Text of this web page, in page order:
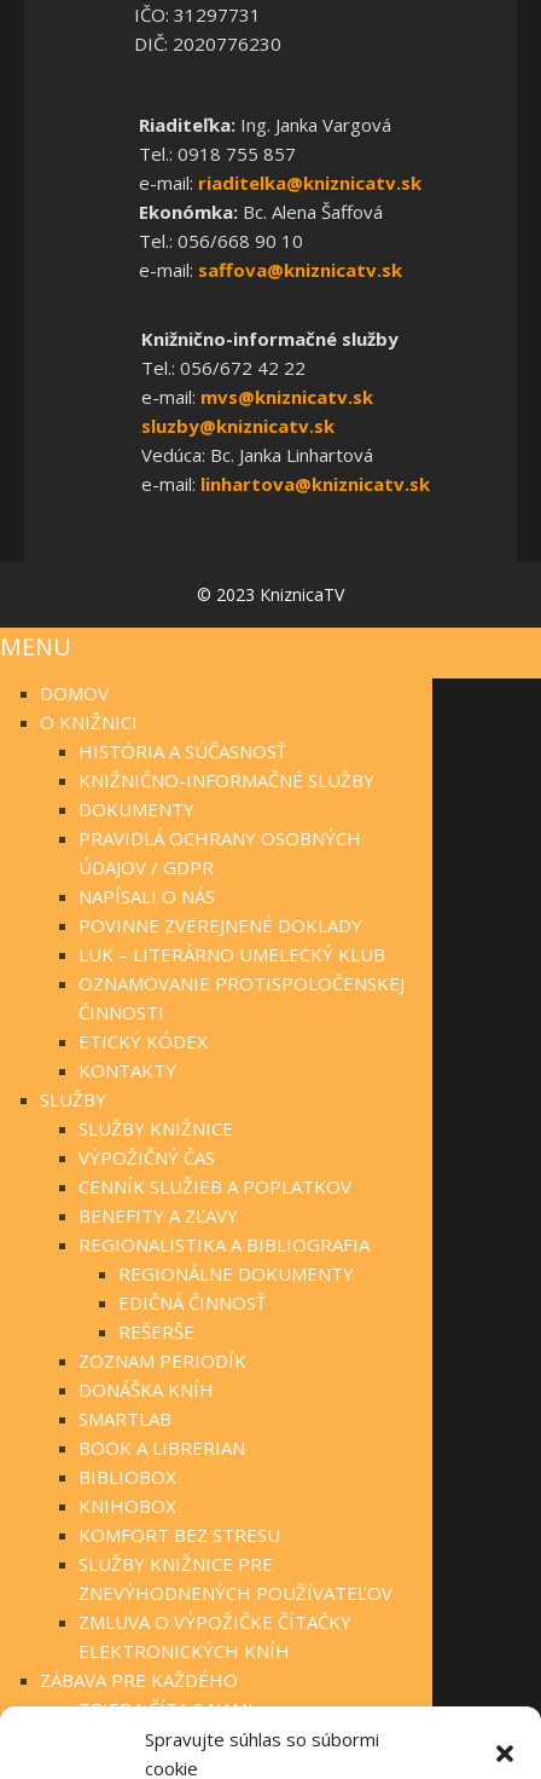
Spravujte súhlas so súbormi
cookie
IČO: 31297731
DIČ: 2020776230
Riaditeľka:Ing. Janka Vargová
Tel.: 0918 755 857
e-mail: riaditelka@kniznicatv.sk
Ekonómka:Bc. Alena Šaffová
Tel.: 056/668 90 10
e-mail: saffova@kniznicatv.sk
Knižnično-informačné služby
Tel.: 056/672 42 22
e-mail: mvs@kniznicatv.sk
sluzby@kniznicatv.sk
Vedúca: Bc. Janka Linhartová
e-mail: linhartova@kniznicatv.sk
© 2023 KniznicaTV
MENU
DOMOV
O KNIŽNICI
HISTÓRIA A SÚČASNOSŤ
KNIŽNIČNO-INFORMAČNÉ SLUŽBY
DOKUMENTY
PRAVIDLÁ OCHRANY OSOBNÝCH
ÚDAJOV / GDPR
NAPÍSALI O NÁS
POVINNE ZVEREJNENÉ DOKLADY
LUK – LITERÁRNO UMELECKÝ KLUB
OZNAMOVANIE PROTISPOLOČENSKEJ
ČINNOSTI
ETICKÝ KÓDEX
KONTAKTY
SLUŽBY
SLUŽBY KNIŽNICE
VÝPOŽIČNÝ ČAS
CENNÍK SLUŽIEB A POPLATKOV
BENEFITY A ZĽAVY
REGIONALISTIKA A BIBLIOGRAFIA
REGIONÁLNE DOKUMENTY
EDIČNÁ ČINNOSŤ
REŠERŠE
ZOZNAM PERIODÍK
DONÁŠKA KNÍH
SMARTLAB
BOOK A LIBRERIAN
BIBLIOBOX
KNIHOBOX
KOMFORT BEZ STRESU
SLUŽBY KNIŽNICE PRE
ZNEVÝHODNENÝCH POUŽÍVATEĽOV
ZMLUVA O VÝPOŽIČKE ČÍTAČKY
ELEKTRONICKÝCH KNÍH
ZÁBAVA PRE KAŽDÉHO
TRIEDA ČÍTA S NAMI
KLUBOVÁ ČINNOSŤ
STÁLA PONUKA